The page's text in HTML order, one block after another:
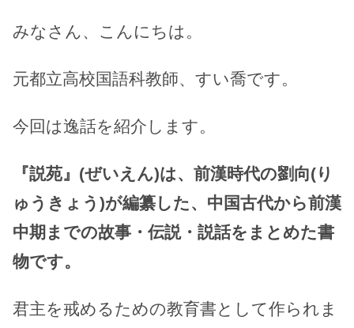
みなさん、こんにちは。
元都立高校国語科教師、すい喬です。
今回は逸話を紹介します。
『説苑』(ぜいえん)は、前漢時代の劉向(り
ゅうきょう)が編纂した、中国古代から前漢
中期までの故事・伝説・説話をまとめた書
物です。
君主を戒めるための教育書として作られま